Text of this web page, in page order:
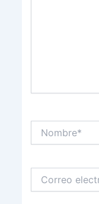
Nombre*
Correo
electrónico*